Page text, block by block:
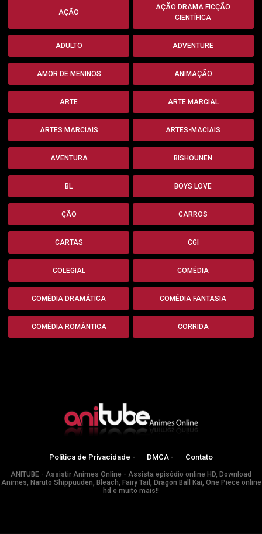
AÇÃO
AÇÃO DRAMA FICÇÃO
CIENTÍFICA
ADULTO ADVENTURE
AMOR DE MENINOS ANIMAÇÃO
ARTE ARTE MARCIAL
ARTES MARCIAIS ARTES-MACIAIS
AVENTURA BISHOUNEN
BL BOYS LOVE
ÇÃO CARROS
CARTAS CGI
COLEGIAL COMÉDIA
COMÉDIA DRAMÁTICA COMÉDIA FANTASIA
COMÉDIA ROMÂNTICA CORRIDA
Política de Privacidade - DMCA - Contato
ANITUBE - Assistir Animes Online - Assista episódio online HD, Download
Animes, Naruto Shippuuden, Bleach, Fairy Tail, Dragon Ball Kai, One Piece online
hd e muito mais!!